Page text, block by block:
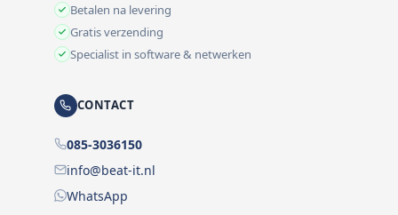
Betalen na levering
Gratis verzending
Specialist in software & netwerken
CONTACT
085-3036150
info@beat-it.nl
WhatsApp